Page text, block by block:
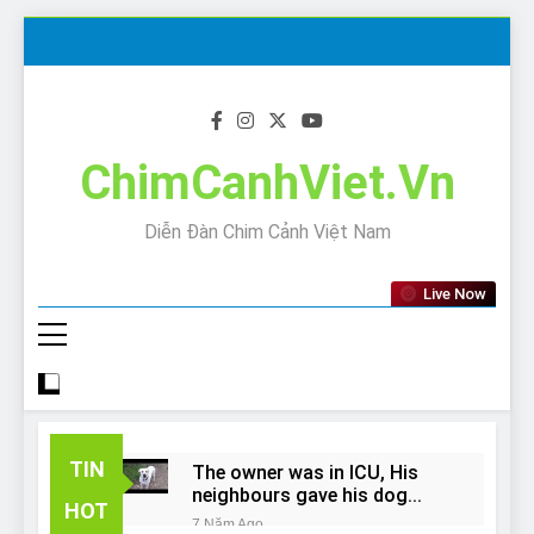
ChimCanhViet.Vn
Diễn Đàn Chim Cảnh Việt Nam
Live Now
TIN
HOT
The owner was in ICU, His
neighbours gave his dog
away!
7 Năm Ago